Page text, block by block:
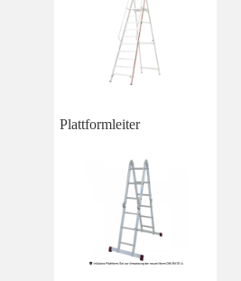
Plattformleiter